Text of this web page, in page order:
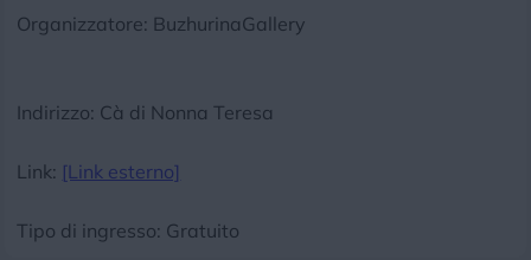
Organizzatore: BuzhurinaGallery
Indirizzo: Cà di Nonna Teresa
Link: [Link esterno]
Tipo di ingresso: Gratuito